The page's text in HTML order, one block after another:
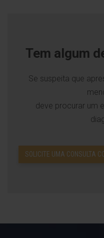
Tem algum
Se suspeita que
deve procurar um
SOLICITE UMA CONSULTA